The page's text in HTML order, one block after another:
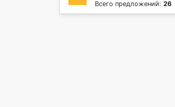
Всего предложений: 26